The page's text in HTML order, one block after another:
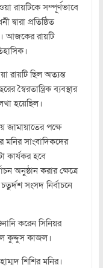
রায়টিকে সম্পূর্ণভাবে
প্রতিষ্ঠিত
আজকের রায়টি
রায়টি ছিল অত্যন্ত
স্বৈরতান্ত্রিক ব্যবস্থার
হয়েছিল।
জামায়াতের পক্ষে
মনির সাংবাদিকদের
কার্যকর হবে
অনুষ্ঠান করার ক্ষেত্রে
সংসদ নির্বাচনে
করেন সিনিয়র
কুদ্দুস কাজল।
শিশির মনির।